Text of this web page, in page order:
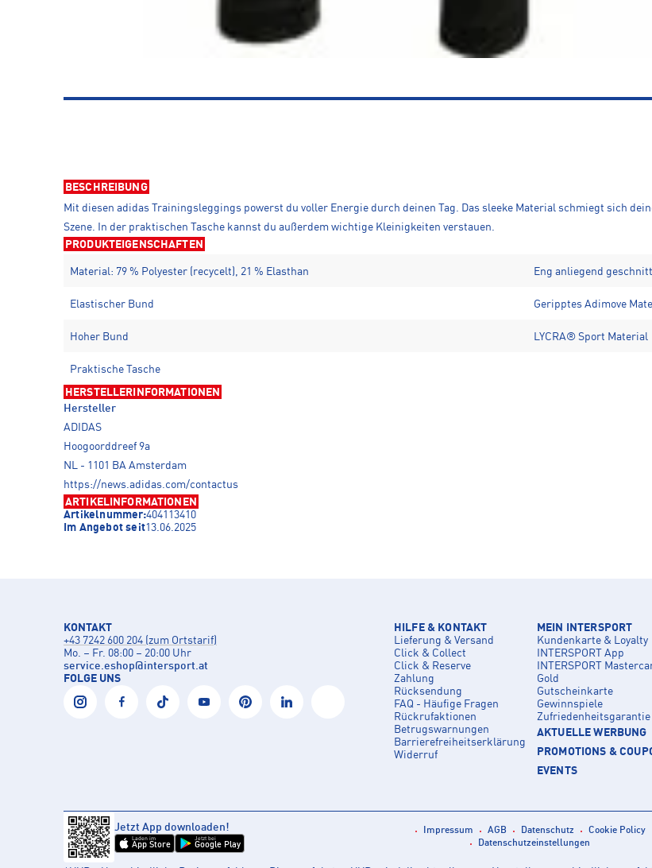
BESCHREIBUNG
Mit diesen adidas Trainingsleggings powerst du voller Energie durch deinen Tag. Das sleeke Material schmiegt sich
Szene. In der praktischen Tasche kannst du außerdem wichtige Kleinigkeiten verstauen.
PRODUKTEIGENSCHAFTEN
Material: 79 % Polyester (recycelt), 21 % Elasthan Eng anliegend
Elastischer Bund Geripptes Adimove
Hoher Bund LYCRA® Sport Material
Praktische Tasche
HERSTELLERINFORMATIONEN
Hersteller
ADIDAS
Hoogoorddreef 9a
NL - 1101 BA Amsterdam
https://news.adidas.com/contactus
ARTIKELINFORMATIONEN
Artikelnummer:404113410
Im Angebot seit13.06.2025
KONTAKT
+43 7242 600 204 (zum Ortstarif)
Mo. – Fr. 08:00 – 20:00 Uhr
service.eshop@intersport.at
FOLGE UNS
HILFE & KONTAKT
Lieferung & Versand
Click & Collect
Click & Reserve
Zahlung
Rücksendung
FAQ - Häufige Fragen
Rückrufaktionen
Betrugswarnungen
Barrierefreiheitserklärung
Widerruf
MEIN INTERSPORT
Kundenkarte & Loyalty
INTERSPORT App
INTERSPORT
Gold
Gutscheinkarte
Gewinnspiele
Zufriedenheitsgarantie
AKTUELLE WERBUNG
PROMOTIONS &
EVENTS
Jetzt App downloaden!
Laden im
App Store
Jetzt bei
Google Play
Impressum AGB Datenschutz
Cookie Policy
Datenschutzeinstellungen